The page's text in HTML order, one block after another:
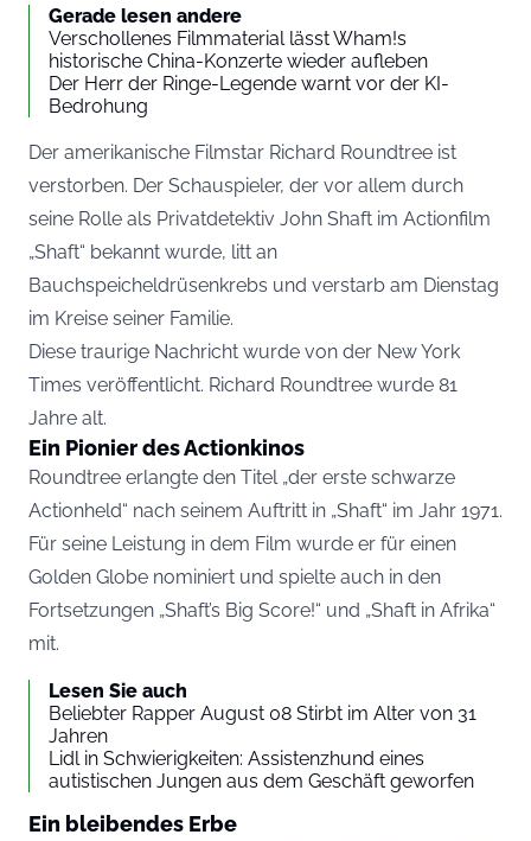
Gerade lesen andere
Verschollenes Filmmaterial lässt Wham!s
historische China-Konzerte wieder aufleben
Der Herr der Ringe-Legende warnt vor der KI-
Bedrohung
Der amerikanische Filmstar Richard Roundtree ist
verstorben. Der Schauspieler, der vor allem durch
seine Rolle als Privatdetektiv John Shaft im Actionfilm
„Shaft“ bekannt wurde, litt an
Bauchspeicheldrüsenkrebs und verstarb am Dienstag
im Kreise seiner Familie.
Diese traurige Nachricht wurde von der New York
Times veröffentlicht. Richard Roundtree wurde 81
Jahre alt.
Ein Pionier des Actionkinos
Roundtree erlangte den Titel „der erste schwarze
Actionheld“ nach seinem Auftritt in „Shaft“ im Jahr 1971.
Für seine Leistung in dem Film wurde er für einen
Golden Globe nominiert und spielte auch in den
Fortsetzungen „Shaft’s Big Score!“ und „Shaft in Afrika“
mit.
Lesen Sie auch
Beliebter Rapper August 08 Stirbt im Alter von 31
Jahren
Lidl in Schwierigkeiten: Assistenzhund eines
autistischen Jungen aus dem Geschäft geworfen
Ein bleibendes Erbe